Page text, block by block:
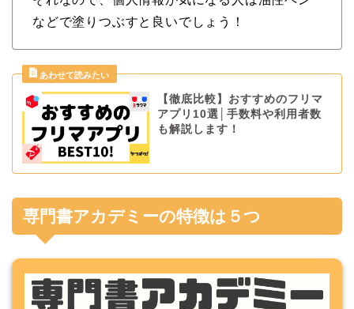
などで塗りつぶすと良いでしょう！
【徹底比較】おすすめのフリマ
アプリ10選│手数料や利用者数
も解説します！
専門書アカデミーの特徴は５つ